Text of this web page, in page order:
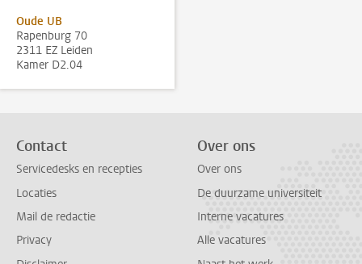
Oude UB
Rapenburg 70
2311 EZ Leiden
Kamer D2.04
Contact
Servicedesks en recepties
Locaties
Mail de redactie
Privacy
Over ons
Over ons
De duurzame universiteit
Interne vacatures
Alle vacatures